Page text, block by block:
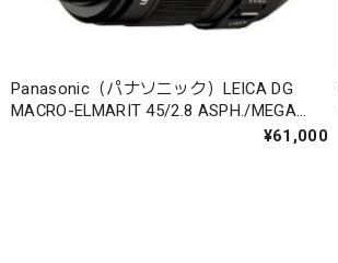
Panasonic（パナソニック）LEICA DG
MACRO-ELMARIT 45/2.8 ASPH./MEGA
¥61,000